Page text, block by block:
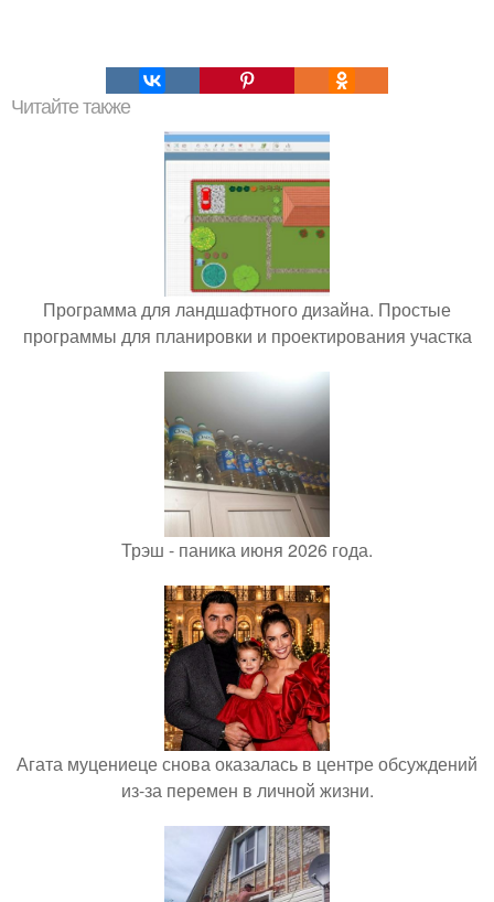
Читайте также
Программа для ландшафтного дизайна. Простые
программы для планировки и проектирования участка
Трэш - паника июня 2026 года.
Агата муцениеце снова оказалась в центре обсуждений
из-за перемен в личной жизни.